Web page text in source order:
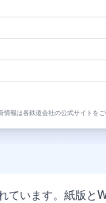
報は各鉄道会社の公式サイトをご
います。紙版と